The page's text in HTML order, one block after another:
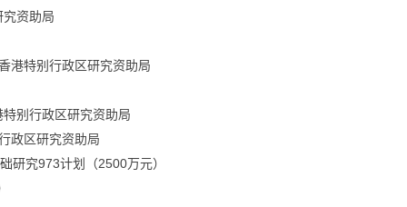
资助局
港特别行政区研究资助局
特别行政区研究资助局
政区研究资助局
研究973计划（2500万元）